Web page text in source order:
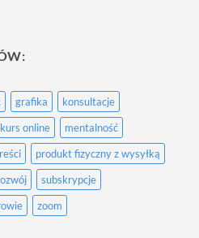
grafika
konsultacje
kurs online
mentalność
produkt fizyczny z wysyłką
subskrypcje
zoom